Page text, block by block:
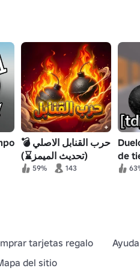
💣 حرب القنابل الاصلي
(تحديث الميمز⌛)
59% 143
de
tarjetas regalo Ayuda
del sitio